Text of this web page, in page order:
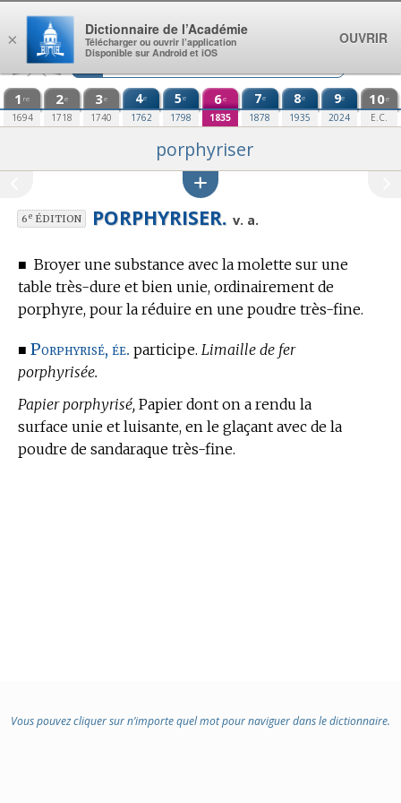
Aller au contenu
1 re
1694
2e
1718
3e
1740
4e
1762
5e
1798
6e
1835
7e
1878
8e
1935
9e
2024
10e
E.C.
porphyriser
6eÉDITION PORPHYRISER. v. a.
■ Broyer une substance avec la molette sur une
table très-dure et bien unie, ordinairement de
porphyre, pour la réduire en une poudre très-fine.
■ Porphyrisé, ée. participe. Limaille de fer
porphyrisée.
Papier porphyrisé, Papier dont on a rendu la
surface unie et luisante, en le glaçant avec de la
poudre de sandaraque très-fine.
Vous pouvez cliquer sur n’importe quel mot pour naviguer dans le dictionnaire.
×
Dictionnaire de l’Académie
Télécharger ou ouvrir l’application
Disponible sur Android et iOS
OUVRIR